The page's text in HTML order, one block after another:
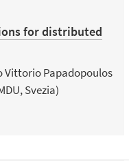
for distributed
Vittorio Papadopoulos
Svezia)